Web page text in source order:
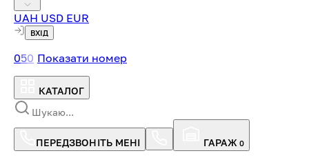
UAH USD EUR
ВХІД
050 Показати номер
КАТАЛОГ
ПЕРЕДЗВОНІТЬ МЕНІ ГАРАЖ 0